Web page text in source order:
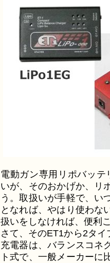
電動ガン専用リポバッ
いが、そのおかげか、リ
う。取扱いが手軽で、い
となれば、やはり使わな
扱いをしなければ、便利
さて、そのET1から2タ
充電器は、バランスコネ
ト式で、一般メーカーに